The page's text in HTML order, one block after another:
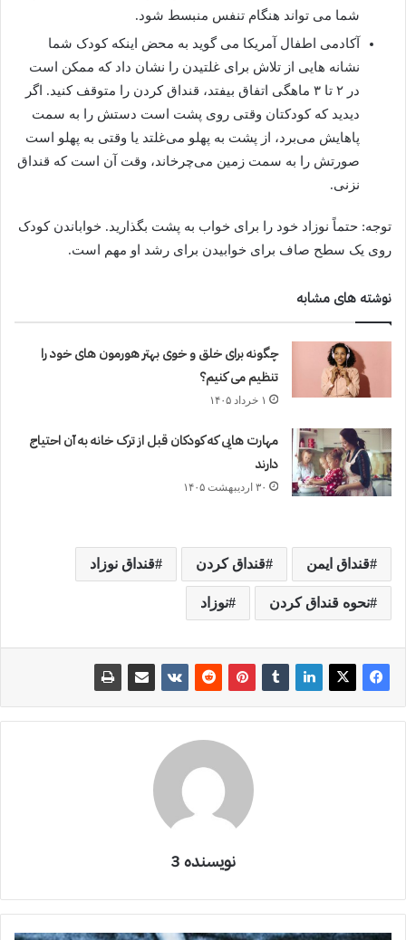
شما می تواند هنگام تنفس منبسط شود.
آکادمی اطفال آمریکا می گوید به محض اینکه کودک شما
نشانه هایی از تلاش برای غلتیدن را نشان داد که ممکن است
در ۲ تا ۳ ماهگی اتفاق بیفتد، قنداق کردن را متوقف کنید. اگر
دیدید که کودکتان وقتی روی پشت است دستش را به سمت
پاهایش می‌برد، از پشت به پهلو می‌غلتد یا وقتی به پهلو است
صورتش را به سمت زمین می‌چرخاند، وقت آن است که قنداق
نزنی.
توجه: حتماً نوزاد خود را برای خواب به پشت بگذارید. خواباندن کودک
روی یک سطح صاف برای خوابیدن برای رشد او مهم است.
نوشته های مشابه
چگونه برای خلق و خوی بهتر هورمون های خود را
تنظیم می کنیم؟
۱ خرداد ۱۴۰۵
مهارت هایی که کودکان قبل از ترک خانه به آن احتیاج
دارند
۳۰ اردیبهشت ۱۴۰۵
قنداق ایمن قنداق کردن قنداق نوزاد
نحوه قنداق کردن نوزاد
نویسنده 3